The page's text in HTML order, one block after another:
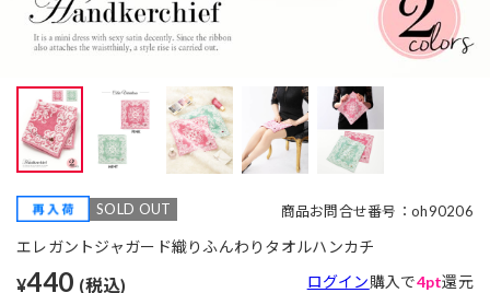
SOLD OUT 商品お問合せ番号：oh90206
エレガントジャガード織りふんわりタオルハンカチ
¥440 (税込) ログイン購入で4pt還元